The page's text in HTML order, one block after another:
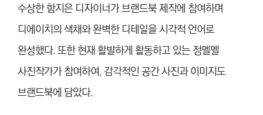
수상한 함지은 디자이너가 브랜드북 제작에 참여하며
디에이치의 색채와 완벽한 디테일을 시각적 언어로
완성했다. 또한 현재 활발하게 활동하고 있는 정멜멜
사진작가가 참여하여, 감각적인 공간 사진과 이미지도
브랜드북에 담았다.